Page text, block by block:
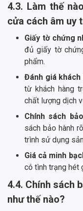
4.3. Làm thế
cửa cách âm uy
Giấy tờ chứng
đủ giấy tờ
phẩm.
Đánh giá khách
từ khách hàng
chất lượng dịch
Chính sách
sách bảo hành
trình sử dụng
Giá cả minh
có tình trạng hét
4.4. Chính sách
như thế nào?